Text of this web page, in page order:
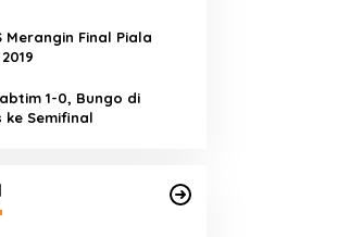
Merangin Final Piala
1-0, Bungo di
ke Semifinal